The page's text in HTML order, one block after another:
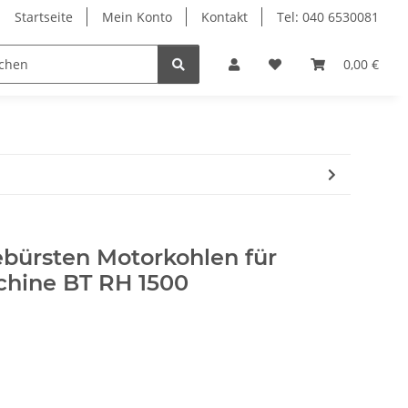
Startseite Mein Konto Kontakt Tel: 040 6530081
0,00 €
Einhell Electrolux Fein
Motorkohlen für
BT RH 1500